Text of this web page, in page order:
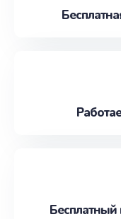
Бесплатный